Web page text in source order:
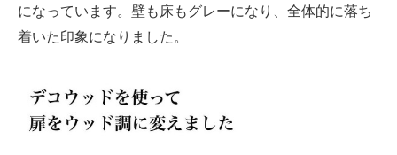
になっています。壁も床もグレーになり、全体的に落ち
着いた印象になりました。